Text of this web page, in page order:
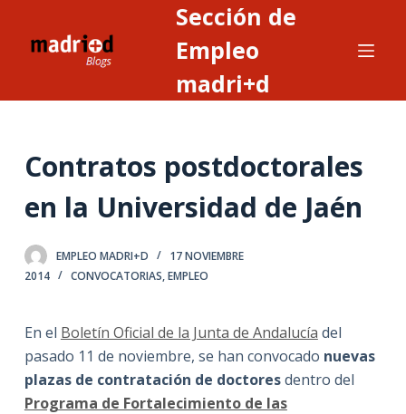
n
n
d
o
Sección de
Empleo
madri+d
Contratos postdoctorales
en la Universidad de Jaén
EMPLEO MADRI+D
17 NOVIEMBRE
2014
CONVOCATORIAS,EMPLEO
En el Boletín Oficial de la Junta de Andalucía del
pasado 11 de noviembre, se han convocado nuevas
plazas de contratación de doctoresdentro del
Programa de Fortalecimiento de las